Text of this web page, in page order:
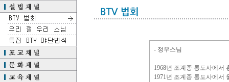
- 정우스님
1968년 조계종 통도사에서
1971년 조계종 통도사에서